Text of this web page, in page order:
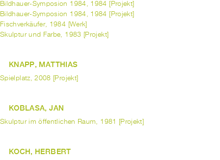
Bildhauer-Symposion 1984, 1984 [Projekt]
Bildhauer-Symposion 1984, 1984 [Projekt]
Fischverkäufer, 1984 [Werk]
Skulptur und Farbe, 1983 [Projekt]
KNAPP, MATTHIAS
Spielplatz, 2008 [Projekt]
KOBLASA, JAN
Skulptur im öffentlichen Raum, 1981 [Projekt]
KOCH, HERBERT